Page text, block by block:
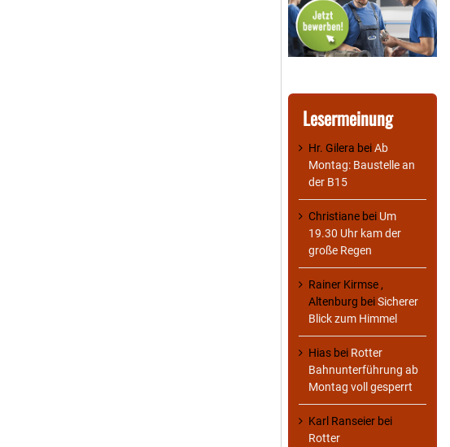
Lesermeinung
Hr. Gilera beiAb
Montag: Baustelle an
der B15
Christiane bei Um
19.30 Uhr kam der
große Regen
Rainer Kirmse ,
Altenburg beiSicherer
Blick zum Himmel
Hias bei Rotter
Bahnunterführung ab
Montag voll gesperrt
Karl Ranseier bei
Rotter